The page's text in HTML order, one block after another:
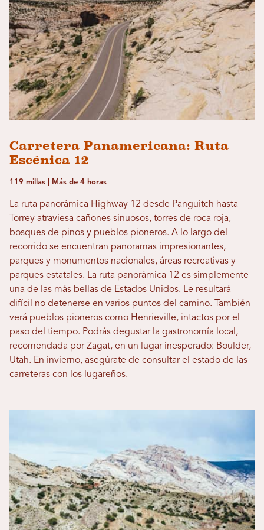
Carretera Panamericana: Ruta
Escénica 12
119 millas | Más de 4 horas
La ruta panorámica Highway 12 desde Panguitch hasta
Torrey atraviesa cañones sinuosos, torres de roca roja,
bosques de pinos y pueblos pioneros. A lo largo del
recorrido se encuentran panoramas impresionantes,
parques y monumentos nacionales, áreas recreativas y
parques estatales. La ruta panorámica 12 es simplemente
una de las más bellas de Estados Unidos. Le resultará
difícil no detenerse en varios puntos del camino. También
verá pueblos pioneros como Henrieville, intactos por el
paso del tiempo. Podrás degustar la gastronomía local,
recomendada por Zagat, en un lugar inesperado: Boulder,
Utah. En invierno, asegúrate de consultar el estado de las
carreteras con los lugareños.